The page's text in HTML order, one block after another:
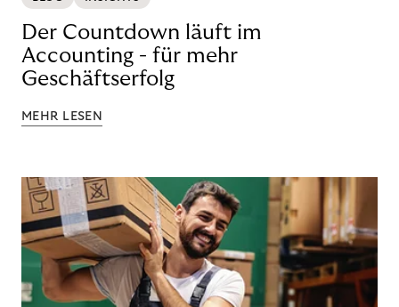
Der Countdown läuft im
Accounting - für mehr
Geschäftserfolg
MEHR LESEN